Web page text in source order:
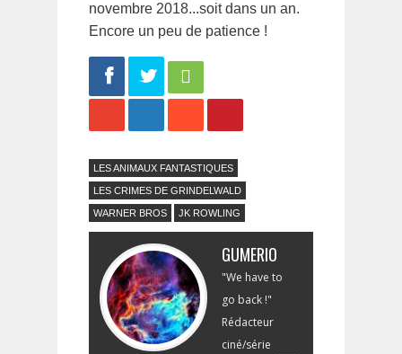
novembre 2018...soit dans un an.
Encore un peu de patience !
LES ANIMAUX FANTASTIQUES
LES CRIMES DE GRINDELWALD
WARNER BROS JK ROWLING
GUMERIO
"We have to
go back !"
Rédacteur
ciné/série